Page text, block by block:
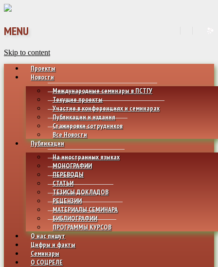
MENU
Skip to content
Проекты
Новости
Международные семинары в ПСТГУ
Текущие проекты
Участие в конференциях и семинарах
Публикации и издания
Стажировки сотрудников
Все Новости
Публикации
На иностранных языках
МОНОГРАФИИ
ПЕРЕВОДЫ
СТАТЬИ
ТЕЗИСЫ ДОКЛАДОВ
РЕЦЕНЗИИ
МАТЕРИАЛЫ СЕМИНАРА
БИБЛИОГРАФИИ
ПРОГРАММЫ КУРСОВ
О нас пишут
Цифры и факты
Семинары
О СОЦРЕЛЕ